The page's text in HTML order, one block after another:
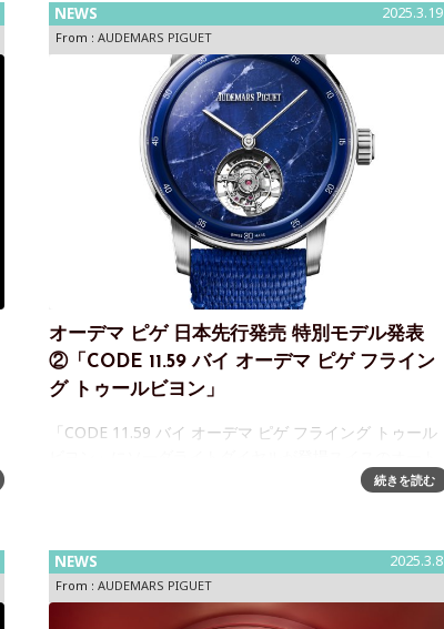
NEWS 2025.3.19
From : AUDEMARS PIGUET
オーデマ ピゲ 日本先行発売 特別モデル発表
②「CODE 11.59 バイ オーデマ ピゲ フライン
グ トゥールビヨン」
「CODE 11.59 バイ オーデマ ピゲ フライング トゥール
オルロジュリー マニュファクチュール オーデマ ピゲ
続きを読む
NEWS 2025.3.8
From : AUDEMARS PIGUET